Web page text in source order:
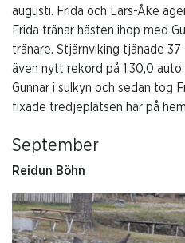
augusti. Frida och Lars-Åke
Frida tränar hästen ihop med
tränare. Stjärnviking tjänade
även nytt rekord på 1.30,0
Gunnar i sulkyn och sedan tog
fixade tredjeplatsen här på
September
Reidun Böhn